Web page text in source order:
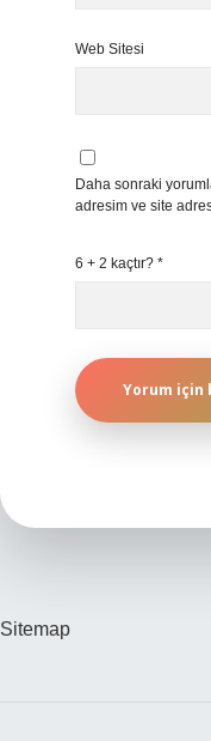
Web Sitesi
Daha sonraki
adresim ve site
6 + 2 kaçtır? *
Sitemap